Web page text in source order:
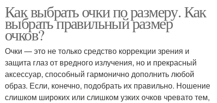
Как выбрать очки по размеру. Как
выбрать правильный размер
очков?
Очки — это не только средство коррекции зрения и
защита глаз от вредного излучения, но и прекрасный
аксессуар, способный гармонично дополнить любой
образ. Если, конечно, подобрать их правильно. Ношение
слишком широких или слишком узких очков чревато тем,